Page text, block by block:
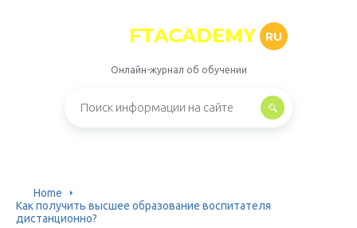
FTACADEMY RU
Онлайн-журнал об обучении
Home
Как получить высшее образование воспитателя
дистанционно?